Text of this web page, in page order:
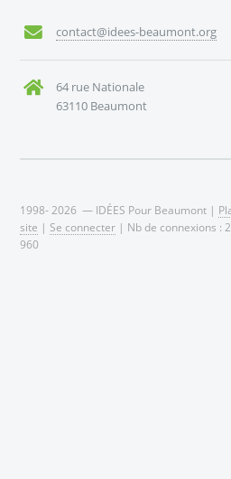
contact@idees-beaumont.org
64 rue Nationale
63110 Beaumont
1998- 2026 — IDÉES Pour Beaumont |
site | Se connecter | Nb de connexions :
960